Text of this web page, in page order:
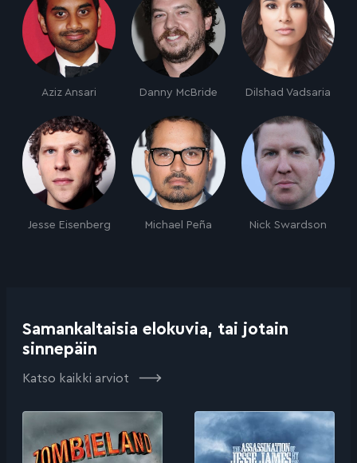
Aziz Ansari Danny McBride Dilshad Vadsaria
Jesse Eisenberg Michael Peña Nick Swardson
Samankaltaisia elokuvia, tai jotain
sinnepäin
Katso kaikki arviot